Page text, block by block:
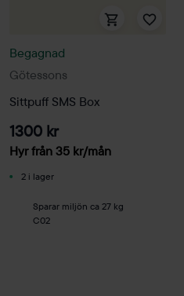
Götessons
Begagnad
Sittpuff SMS Box
1300 kr
Hyr från 35 kr/mån
2 i lager
Sparar miljön ca 27 kg
C02